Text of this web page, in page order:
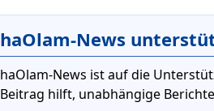
haOlam-News
haOlam-News ist auf die
Beitrag hilft, unabhängige